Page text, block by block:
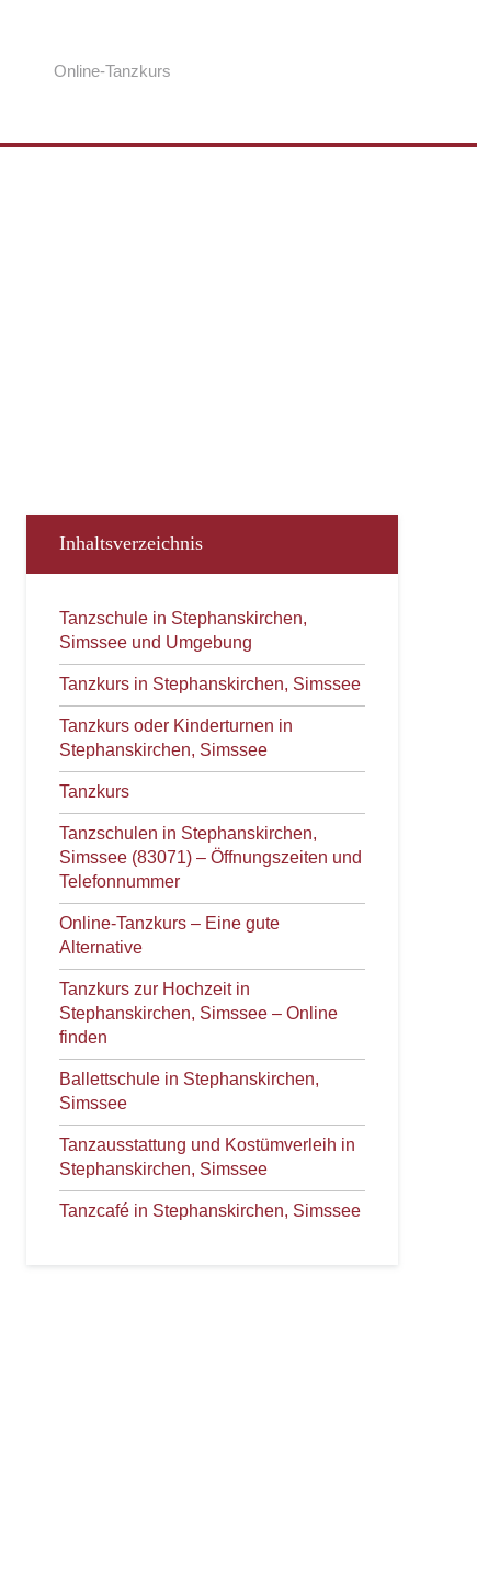
Online-Tanzkurs
Inhaltsverzeichnis
Tanzschule in Stephanskirchen,
Simssee und Umgebung
Tanzkurs in Stephanskirchen, Simssee
Tanzkurs oder Kinderturnen in
Stephanskirchen, Simssee
Tanzkurs
Tanzschulen in Stephanskirchen,
Simssee (83071) – Öffnungszeiten und
Telefonnummer
Online-Tanzkurs – Eine gute
Alternative
Tanzkurs zur Hochzeit in
Stephanskirchen, Simssee – Online
finden
Ballettschule in Stephanskirchen,
Simssee
Tanzausstattung und Kostümverleih in
Stephanskirchen, Simssee
Tanzcafé in Stephanskirchen, Simssee